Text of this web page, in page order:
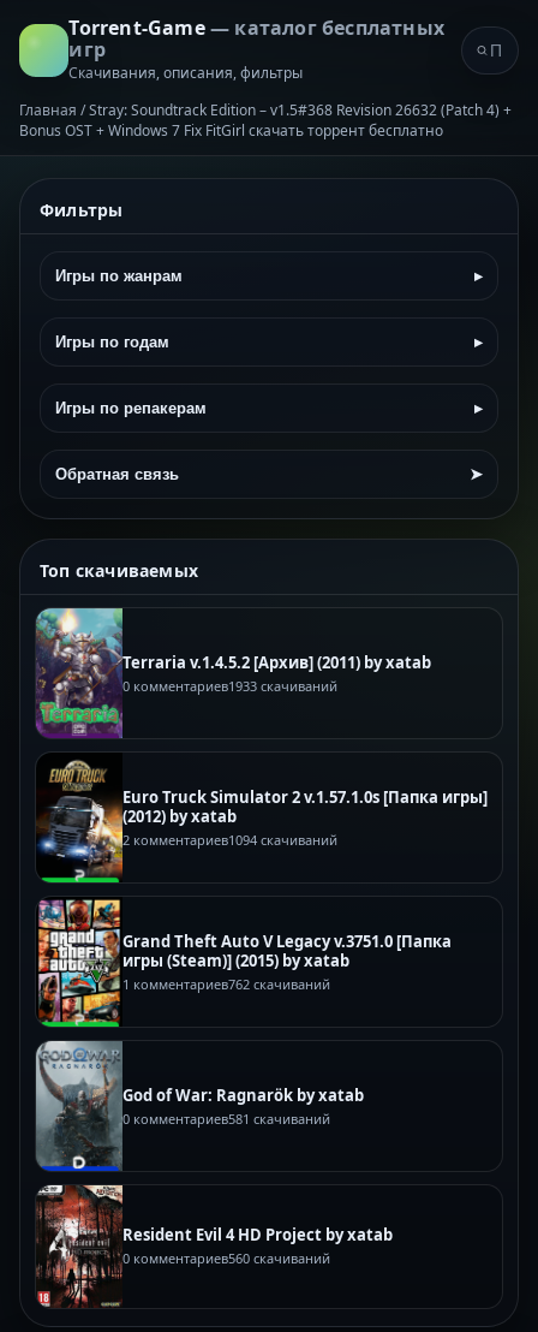
Torrent-Game— каталог бесплатных
игр
Скачивания, описания, фильтры
Главная /Stray: Soundtrack Edition – v1.5#368 Revision 26632 (Patch 4) +
Bonus OST + Windows 7 Fix FitGirl скачать торрент бесплатно
Фильтры
Игры по жанрам ▸
Игры по годам ▸
Игры по репакерам ▸
Обратная связь ➤
Топ скачиваемых
Terraria v.1.4.5.2 [Архив] (2011) by xatab
0 комментариев1933 скачиваний
Euro Truck Simulator 2 v.1.57.1.0s [Папка игры]
(2012) by xatab
2 комментариев1094 скачиваний
Grand Theft Auto V Legacy v.3751.0 [Папка
игры (Steam)] (2015) by xatab
1 комментариев762 скачиваний
God of War: Ragnarök by xatab
0 комментариев581 скачиваний
Resident Evil 4 HD Project by xatab
0 комментариев560 скачиваний